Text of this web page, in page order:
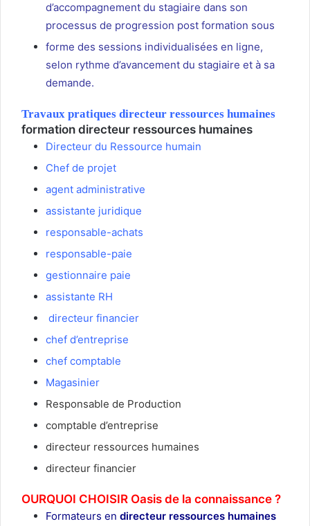
d’accompagnement du stagiaire dans son
processus de progression post formation sous
forme des sessions individualisées en ligne,
selon rythme d’avancement du stagiaire et à sa
demande.
Travaux pratiques directeur ressources humaines
formation directeur ressources humaines
Directeur du Ressource humain
Chef de projet
agent administrative
assistante juridique
responsable-achats
responsable-paie
gestionnaire paie
assistante RH
directeur financier
chef d’entreprise
chef comptable
Magasinier
Responsable de Production
comptable d’entreprise
directeur ressources humaines
directeur financier
OURQUOI CHOISIR Oasis de la connaissance ?
Formateurs en directeur ressources humaines